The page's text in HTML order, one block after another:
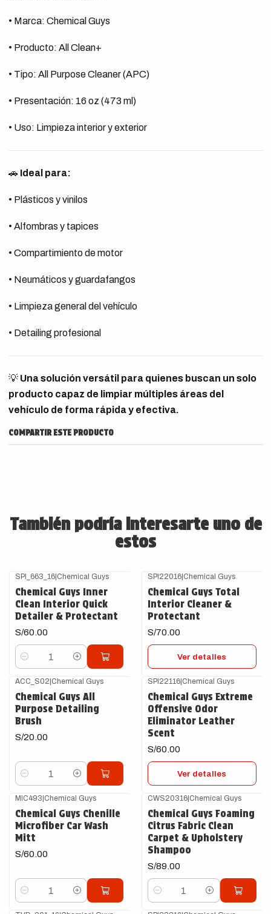
• Marca: Chemical Guys
• Producto: All Clean+
• Tipo: All Purpose Cleaner (APC)
• Presentación: 16 oz (473 ml)
• Uso: Limpieza interior y exterior
🚗 Ideal para:
• Plásticos y vinilos
• Alfombras y tapices
• Compartimiento de motor
• Neumáticos y guardafangos
• Limpieza general del vehículo
• Detailing profesional
💡 Una solución versátil para quienes buscan un solo
producto capaz de limpiar múltiples áreas del
vehículo de forma rápida y efectiva.
COMPARTIR ESTE PRODUCTO
También podría interesarte uno de
estos
SPI_663_16|Chemical Guys
Chemical Guys Inner
Clean Interior Quick
Detailer & Protectant
S/60.00
Cantidad
SPI22016|Chemical Guys
Chemical Guys Total
Interior Cleaner &
Protectant
S/70.00
Ver detalles
ACC_S02|Chemical Guys
Chemical Guys All
Purpose Detailing
Brush
S/20.00
Cantidad
SPI22116|Chemical Guys
Chemical Guys Extreme
Offensive Odor
Eliminator Leather
Scent
S/60.00
Ver detalles
MIC493|Chemical Guys
Chemical Guys Chenille
Microfiber Car Wash
Mitt
S/60.00
Cantidad
CWS20316|Chemical Guys
Chemical Guys Foaming
Citrus Fabric Clean
Carpet & Upholstery
Shampoo
S/89.00
Cantidad